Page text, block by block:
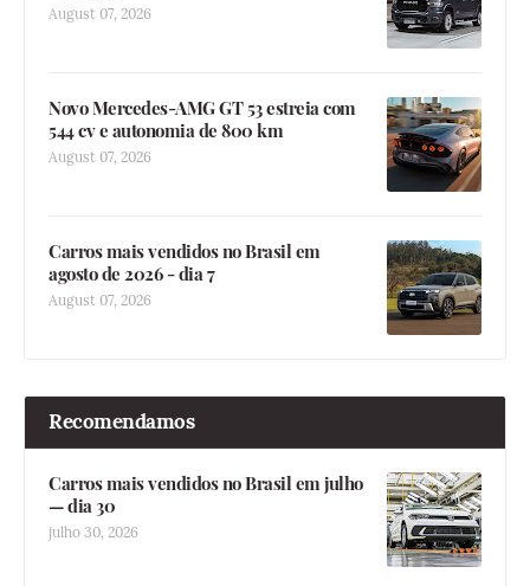
August 07, 2026
Novo Mercedes-AMG GT 53 estreia com
544 cv e autonomia de 800 km
August 07, 2026
Carros mais vendidos no Brasil em
agosto de 2026 - dia 7
August 07, 2026
Recomendamos
Carros mais vendidos no Brasil em julho
— dia 30
julho 30, 2026